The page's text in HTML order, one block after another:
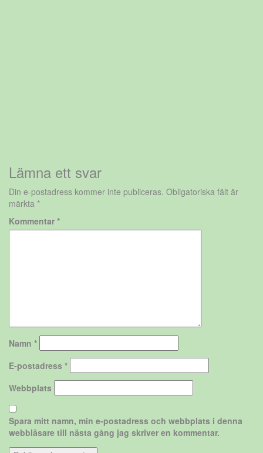
Lämna ett svar
Din e-postadress kommer inte publiceras. Obligatoriska fält är
märkta *
Kommentar *
Namn *
E-postadress *
Webbplats
Spara mitt namn, min e-postadress och webbplats i denna
webbläsare till nästa gång jag skriver en kommentar.